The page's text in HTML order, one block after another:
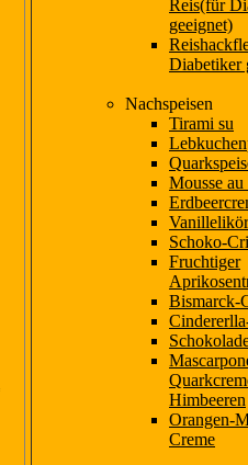
Reis(für
geeignet)
Diabetiker
Nachspeisen
Tirami su
Mousse
Vanillelikör
Schoko-
Fruchtiger
Bismarck-
Himbeeren
Orangen-
Creme